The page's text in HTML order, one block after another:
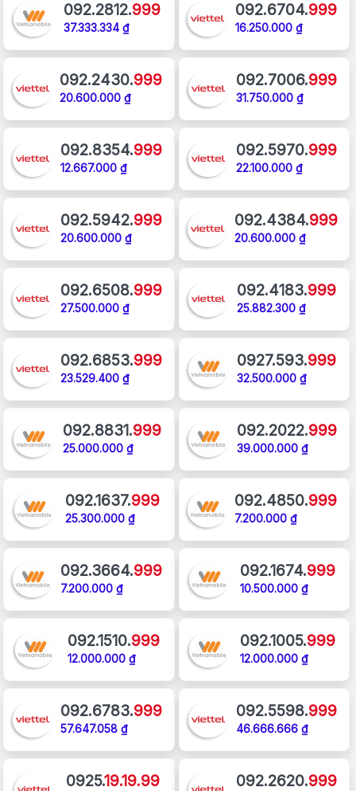
092.2812.999
37.333.334 ₫
092.6704.999
16.250.000 ₫
092.2430.999
20.600.000 ₫
092.7006.999
31.750.000 ₫
092.8354.999
12.667.000 ₫
092.5970.999
22.100.000 ₫
092.5942.999
20.600.000 ₫
092.4384.999
20.600.000 ₫
092.6508.999
27.500.000 ₫
092.4183.999
25.882.300 ₫
092.6853.999
23.529.400 ₫
0927.593.999
32.500.000 ₫
092.8831.999
25.000.000 ₫
092.2022.999
39.000.000 ₫
092.1637.999
25.300.000 ₫
092.4850.999
7.200.000 ₫
092.3664.999
7.200.000 ₫
092.1674.999
10.500.000 ₫
092.1510.999
12.000.000 ₫
092.1005.999
12.000.000 ₫
092.6783.999
57.647.058 ₫
092.5598.999
46.666.666 ₫
0925.19.19.99 092.2620.999